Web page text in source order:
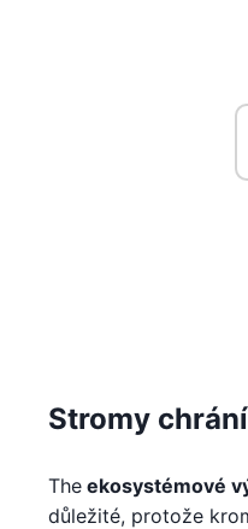
Stromy
The ekosystémové
důležité, protože